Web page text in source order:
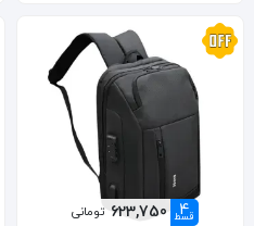
4
قسط 623,750 تومانی